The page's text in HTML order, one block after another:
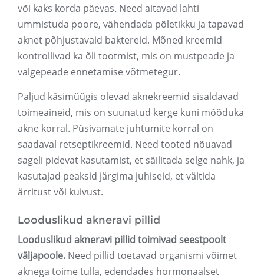
või kaks korda päevas. Need aitavad lahti
ummistuda poore, vähendada põletikku ja tapavad
aknet põhjustavaid baktereid. Mõned kreemid
kontrollivad ka õli tootmist, mis on mustpeade ja
valgepeade ennetamise võtmetegur.
Paljud käsimüügis olevad aknekreemid sisaldavad
toimeaineid, mis on suunatud kerge kuni mõõduka
akne korral. Püsivamate juhtumite korral on
saadaval retseptikreemid. Need tooted nõuavad
sageli pidevat kasutamist, et säilitada selge nahk, ja
kasutajad peaksid järgima juhiseid, et vältida
ärritust või kuivust.
Looduslikud akneravi pillid
Looduslikud akneravi pillid toimivad seestpoolt
väljapoole. Need pillid toetavad organismi võimet
aknega toime tulla, edendades hormonaalset